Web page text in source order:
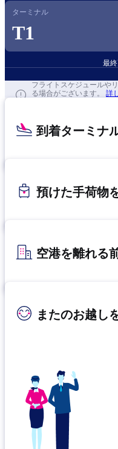
ターミナル
T1
最
フ
フライトスケジュールや
る場合がございます。 詳
到着ターミナ
預けた手荷物
空港を離れる
またのお越し